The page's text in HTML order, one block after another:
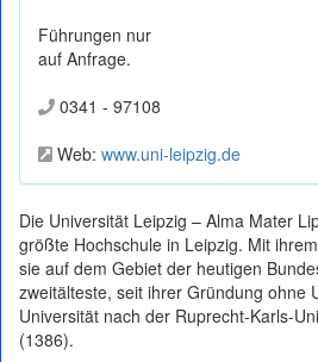
Führungen nur
auf Anfrage.
0341 - 97108
Web: www.uni-leipzig.de
Die Universität Leipzig – Alma Mater
größte Hochschule in Leipzig. Mit
sie auf dem Gebiet der heutigen
zweitälteste, seit ihrer Gründung ohne
Universität nach der Ruprecht-Karls-
(1386).